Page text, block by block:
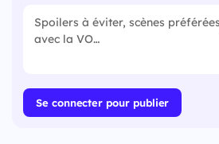
Se connecter pour publier